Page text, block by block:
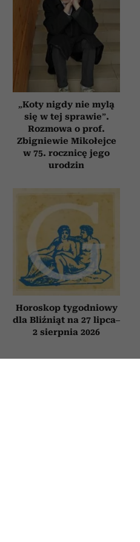
„Koty nigdy nie mylą
się w tej sprawie”.
Rozmowa o prof.
Zbigniewie Mikołejce
w 75. rocznicę jego
urodzin
Horoskop tygodniowy
dla Bliźniąt na 27 lipca–
2 sierpnia 2026